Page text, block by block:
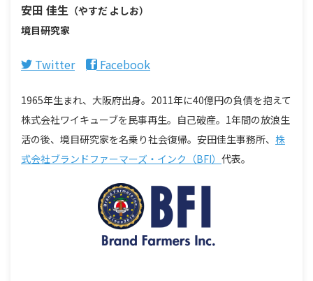
安田 佳生 （やすだ よしお）
境目研究家
Twitter Facebook
1965年生まれ、大阪府出身。2011年に40億円の負債を抱えて
株式会社ワイキューブを民事再生。自己破産。1年間の放浪生
活の後、境目研究家を名乗り社会復帰。安田佳生事務所、 株
式会社ブランドファーマーズ・インク（BFI） 代表。